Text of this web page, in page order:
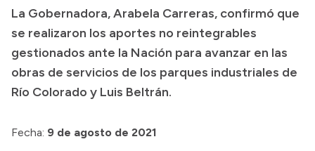
Boletín Oficial
La Gobernadora, Arabela Carreras, confirmó que
se realizaron los aportes no reintegrables
gestionados ante la Nación para avanzar en las
obras de servicios de los parques industriales de
Río Colorado y Luis Beltrán.
Fecha: 9 de agosto de 2021